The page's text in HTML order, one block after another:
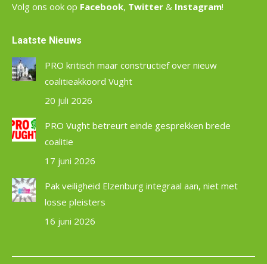
Volg ons ook op Facebook, Twitter & Instagram!
Laatste Nieuws
PRO kritisch maar constructief over nieuw
coalitieakkoord Vught
20 juli 2026
PRO Vught betreurt einde gesprekken brede
coalitie
17 juni 2026
Pak veiligheid Elzenburg integraal aan, niet met
losse pleisters
16 juni 2026